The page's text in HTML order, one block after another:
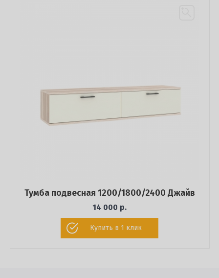
Тумба подвесная 1200/1800/2400 Джайв
14 000 р.
Купить в 1 клик